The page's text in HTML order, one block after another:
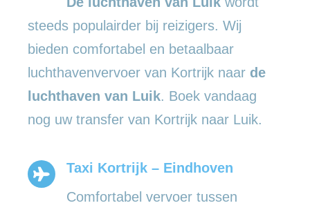
steeds populairder bij reizigers. Wij
bieden comfortabel en betaalbaar
luchthavenvervoer van Kortrijk naar de
luchthaven van Luik. Boek vandaag
nog uw transfer van Kortrijk naar Luik.
Taxi Kortrijk – Eindhoven
Comfortabel vervoer tussen